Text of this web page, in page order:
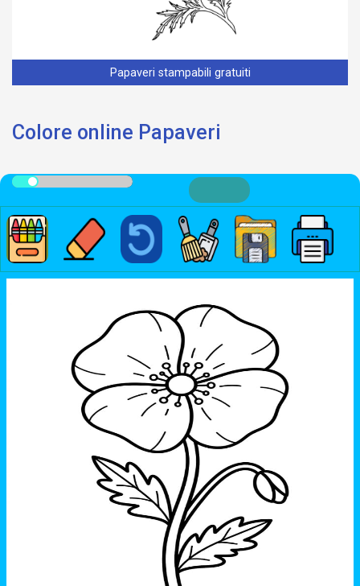
Papaveri stampabili gratuiti
Colore online Papaveri